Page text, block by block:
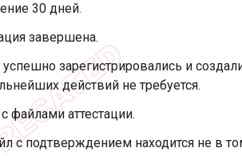
30 дней.
завершена.
зарегистрировались и
действий не требуется.
файлами аттестации.
с подтверждением находится не в